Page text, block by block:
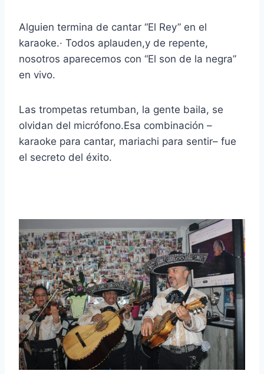
Alguien termina de cantar “El Rey” en el
karaoke.· Todos aplauden,y de repente,
nosotros aparecemos con “El son de la negra”
en vivo.
Las trompetas retumban, la gente baila, se
olvidan del micrófono.Esa combinación –
karaoke para cantar, mariachi para sentir– fue
el secreto del éxito.